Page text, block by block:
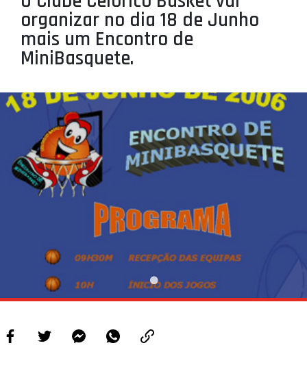
ÁREA TÉCNICA
PROJETOS
LIGA BETCLIC MASCULINA
LIGA BETCLIC FEMININA
organizar no dia 18 de Junho
mais um Encontro de
MiniBasquete.